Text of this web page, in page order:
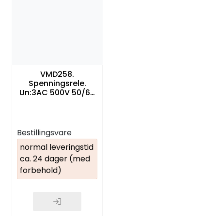
VMD258.
Spenningsrele.
Un:3AC 500V 50/60
Bestillingsvare
normal leveringstid
ca. 24 dager (med
forbehold)